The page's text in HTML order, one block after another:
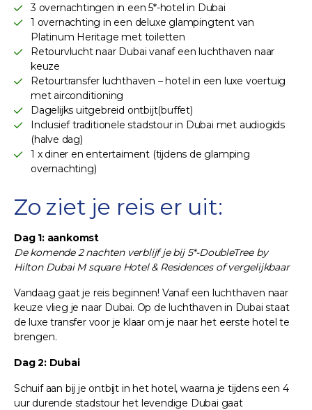
3 overnachtingen in een 5*-hotel in Dubai
1 overnachting in een deluxe glampingtent van
Platinum Heritage met toiletten
Retourvlucht naar Dubai vanaf een luchthaven naar
keuze
Retourtransfer luchthaven – hotel in een luxe voertuig
met airconditioning
Dagelijks uitgebreid ontbijt(buffet)
Inclusief traditionele stadstour in Dubai met audiogids
(halve dag)
1 x diner en entertaiment (tijdens de glamping
overnachting)
Zo ziet je reis er uit:
Dag 1: aankomst
De komende 2 nachten verblijf je bij 5*-DoubleTree by
Hilton Dubai M square Hotel & Residences of vergelijkbaar
Vandaag gaat je reis beginnen! Vanaf een luchthaven naar
keuze vlieg je naar Dubai. Op de luchthaven in Dubai staat
de luxe transfer voor je klaar om je naar het eerste hotel te
brengen.
Dag 2: Dubai
Schuif aan bij je ontbijt in het hotel, waarna je tijdens een 4
uur durende stadstour het levendige Dubai gaat